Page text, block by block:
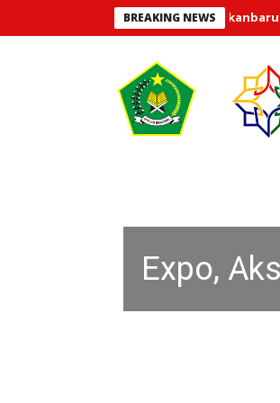
BREAKING NEWS
Orang Tua Asuh MIN 1 Pekanbaru
Expo,